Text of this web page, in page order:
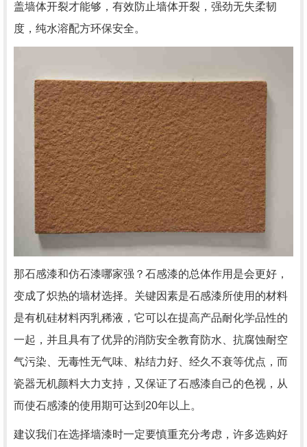
盖墙体开裂才能够，有效防止墙体开裂，强劲无失柔韧
度，纯水溶配方环保安全。
那石感漆和仿石漆哪家强？石感漆的总体作用是会更好，
变成了炽热的墙材选择。关键因素是石感漆所使用的材料
是有机硅材料丙乳稀液，它可以在提高产品耐化学品性的
一起，并且具有了优异的消防安全教育防水、抗腐蚀耐空
气污染、无毒性无气味、粘结力好、经久不衰等优点，而
瓷器无机颜料大力支持，又保证了石感漆自己的色视，从
而使石感漆的使用期可达到20年以上。
建议我们在选择墙漆时一定要慎重充分考虑，许多选购好